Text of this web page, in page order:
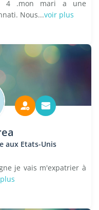
4 .mon mari a une
Nous...voir plus
aux Etats-Unis
je vais m'expatrier à